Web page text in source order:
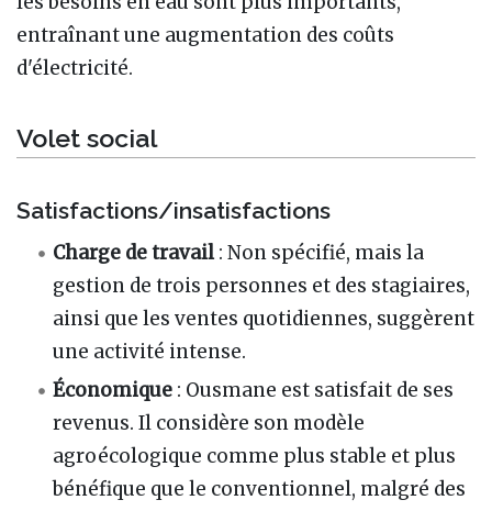
entraînant une augmentation des coûts
d'électricité.
Volet social
Satisfactions/insatisfactions
Charge de travail: Non spécifié, mais la
gestion de trois personnes et des stagiaires,
ainsi que les ventes quotidiennes, suggèrent
une activité intense.
Économique : Ousmane est satisfait de ses
revenus. Il considère son modèle
agroécologique comme plus stable et plus
bénéfique que le conventionnel, malgré des